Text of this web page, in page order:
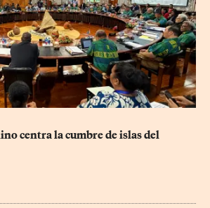
centra la cumbre de islas del